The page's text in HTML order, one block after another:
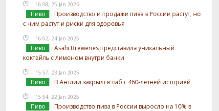
16:08, 25 Jan 2025
Пиво
Производство и продажи пива в России растут, но
с ним растут и риски для здоровья
16:02, 24 Jan 2025
Пиво
Asahi Breweries представила уникальный
коктейль с лимоном внутри банки
15:57, 23 Jan 2025
Пиво В Англии закрылся паб с 460-летней историей
15:54, 22 Jan 2025
Пиво
Производство пива в России выросло на 10% в